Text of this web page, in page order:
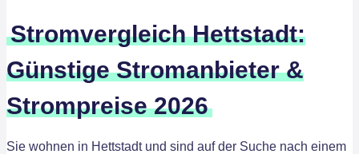
Stromvergleich Hettstadt:
Günstige Stromanbieter &
Strompreise 2026
Sie wohnen in Hettstadt und sind auf der Suche nach einem